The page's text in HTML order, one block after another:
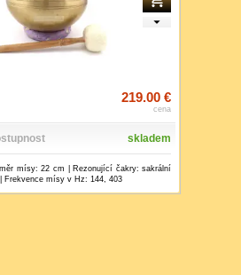
219.00 €
cena
skladem
mísy: 22 cm | Rezonující čakry: sakrální
Frekvence mísy v Hz: 144, 403